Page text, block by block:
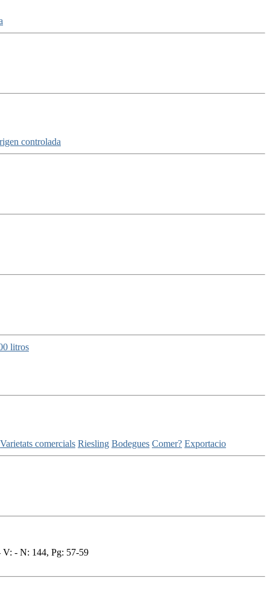
controlada
litros
Varietats comercials Riesling Bodegues Comer? Exportacio
- N: 144, Pg: 57-59